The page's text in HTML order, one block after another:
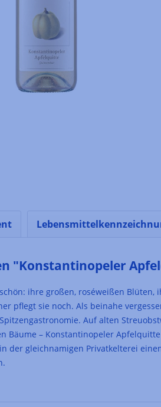
"Konstantinopeler
ihre großen, roséweißen
pflegt sie noch. Als beinahe
Auf alten
Bäume – Konstantinopeler
der gleichnamigen Privatkelterei